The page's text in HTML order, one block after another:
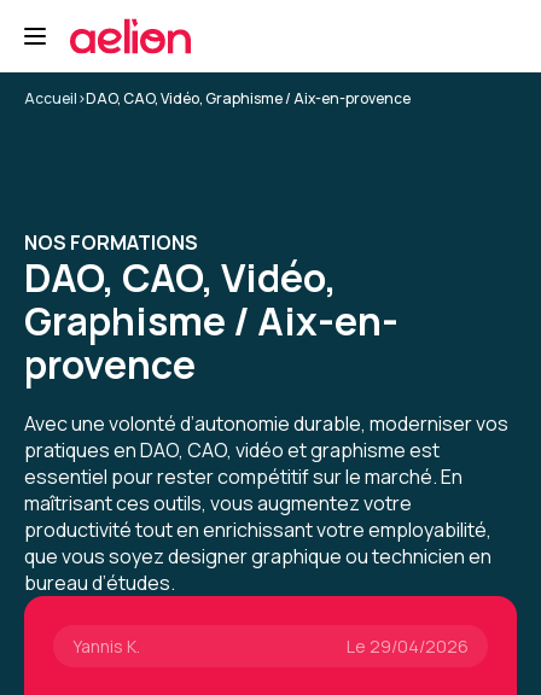
Accueil>DAO, CAO, Vidéo, Graphisme / Aix-en-provence
NOS FORMATIONS
DAO, CAO, Vidéo,
Graphisme / Aix-en-
provence
Avec une volonté d’autonomie durable, moderniser vos
pratiques en DAO, CAO, vidéo et graphisme est
essentiel pour rester compétitif sur le marché. En
maîtrisant ces outils, vous augmentez votre
productivité tout en enrichissant votre employabilité,
que vous soyez designer graphique ou technicien en
bureau d’études.
Formation : Adobe Premiere Pro niveau 1, montage et
Yannis K.
5
Formateur super, au-delà de ce que j'aurais pu
espérer.
Enseignement de première pro, mais pas que,
Formation : Adobe Premiere Pro niveau 1, montage et
automatisation
Yannis K. Le 29/04/2026